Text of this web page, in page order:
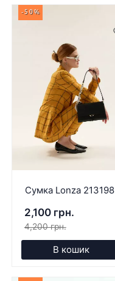
-50%
Сумка Lonza 213198
2,100 грн.
4,200 грн.
В кошик